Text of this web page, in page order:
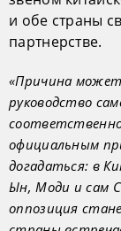
и обе страны
партнерстве.
«Причина
руководство
официальным
догадаться: в
Ын, Моди и сам
оппозиция